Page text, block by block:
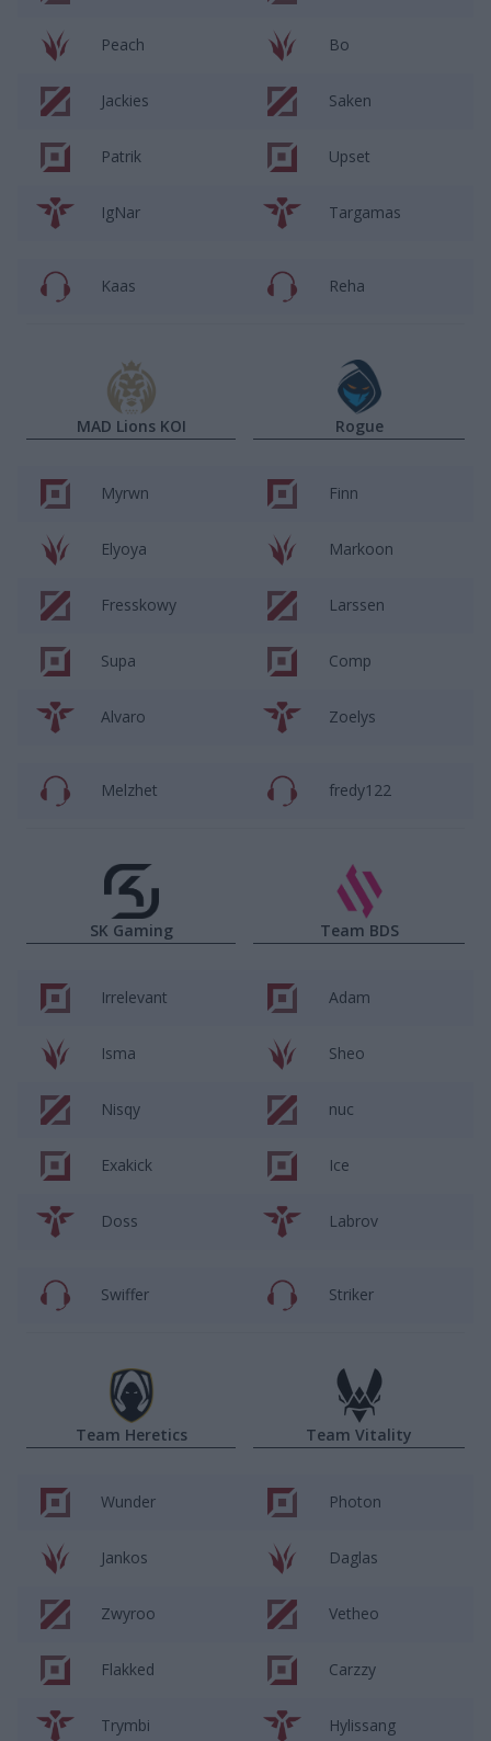
Peach Bo
Jackies Saken
Patrik Upset
IgNar Targamas
Kaas Reha
MAD Lions KOI Rogue
Myrwn Finn
Elyoya Markoon
Fresskowy Larssen
Supa Comp
Alvaro Zoelys
Melzhet fredy122
SK Gaming Team BDS
Irrelevant Adam
Isma Sheo
Nisqy nuc
Exakick Ice
Doss Labrov
Swiffer Striker
Team Heretics Team Vitality
Wunder Photon
Jankos Daglas
Zwyroo Vetheo
Flakked Carzzy
Trymbi Hylissang